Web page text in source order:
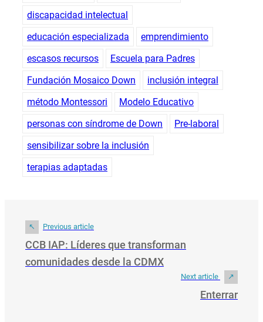
discapacidad intelectual
educación especializada
emprendimiento
escasos recursos
Escuela para Padres
Fundación Mosaico Down
inclusión integral
método Montessori
Modelo Educativo
personas con síndrome de Down
Pre-laboral
sensibilizar sobre la inclusión
terapias adaptadas
Previous article
CCB IAP: Líderes que transforman
comunidades desde la CDMX
Next article
Enterrar